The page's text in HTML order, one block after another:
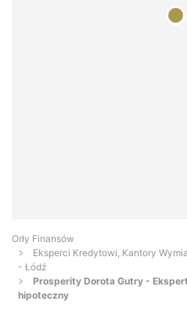
Orły Finansów
Eksperci Kredytowi, Kantory
- Łódź
Prosperity Dorota Gutry -
hipoteczny